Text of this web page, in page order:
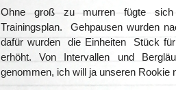
Ohne groß zu murren fügte
Trainingsplan. Gehpausen wurden
dafür wurden die Einheiten Stück
erhöht. Von Intervallen und
genommen, ich will ja unseren Rookie